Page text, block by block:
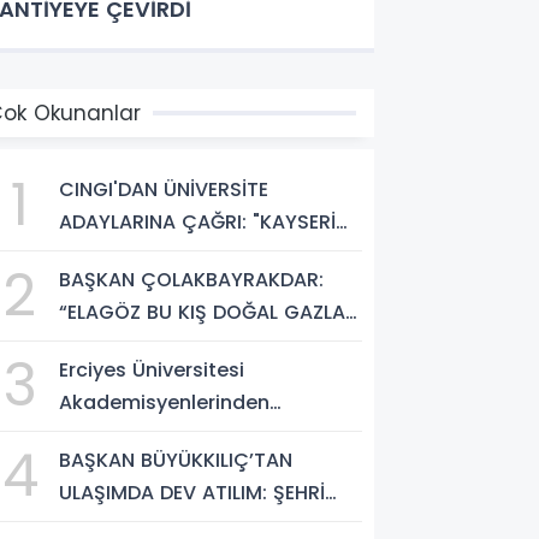
ÇEVİRDİ
Okunanlar
1
CINGI'DAN ÜNİVERSİTE
ADAYLARINA ÇAĞRI: "KAYSERİ
HAYATI HEM DE PARLAK BİR
GELECEK SUNUYOR"
2
BAŞKAN ÇOLAKBAYRAKDAR:
“ELAGÖZ BU KIŞ DOĞAL GAZLA
DÖNÜŞÜM BAŞLIYOR!”
3
Erciyes Üniversitesi
Akademisyenlerinden
Disleksi Değerlendirmesinde
Yapay Zekâ Dönemi
4
BAŞKAN BÜYÜKKILIÇ’TAN
ULAŞIMDA DEV ATILIM: ŞEHRİ